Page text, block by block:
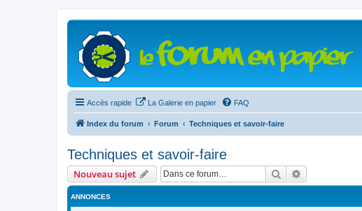
Accès rapide La Galerie en papier FAQ
Index du forum Forum Techniques et savoir-faire
Techniques et savoir-faire
Nouveau sujet Rechercher
ANNONCES